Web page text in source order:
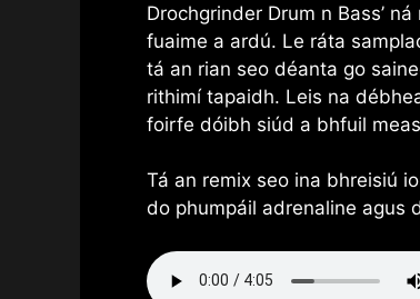
Drochgrinder Drum n Bass’
fuaime a ardú. Le ráta
tá an rian seo déanta go
rithimí tapaidh. Leis na
foirfe dóibh siúd a bhfuil
Tá an remix seo ina bhreisiú
do phumpáil adrenaline agus